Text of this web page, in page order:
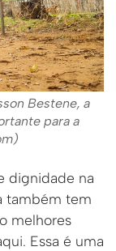
Bestene, a
para a
dignidade na
também tem
melhores
Essa é uma